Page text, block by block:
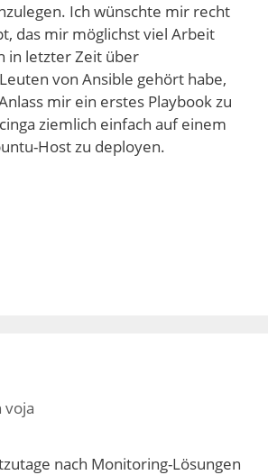
Ich wünschte mir recht
das mir möglichst viel Arbeit
in letzter Zeit über
von Ansible gehört habe,
mir ein erstes Playbook zu
ziemlich einfach auf einem
Host zu deployen.
voja
nach Monitoring-Lösungen